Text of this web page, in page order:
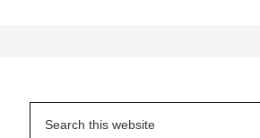
Sidebar